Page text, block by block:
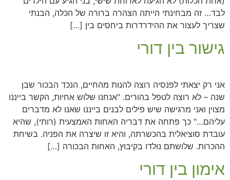
לבד… זה מבחינתי הייתה הצהרה ברורה של הכלה, הבנתי
שצריך לעצור את ההידרדרות ביחסים בין […]
גישור בין דורי
אני רק יצאתי לפנסיה רוצה להנות מהחיים, הנכד הבכור שבן
שנה – לא רוצה לטפל בהורים. "אנחנו שלוש אחיות, הקשר בייננו
מצוין ואני מרגישה שיש פילים לבנים בייננו שאנו לא מדברים
עליהם…" כך פתחה את דבריה האחות האמצעית (רותי), שהיא
עובדת סוציאלית בהכשרתה, והיא זו שיצרה את הפניה. בשיחת
ההכרות. שלושתם נולדו בקיבוץ, האחות הבכורה […]
אימון בין דורי